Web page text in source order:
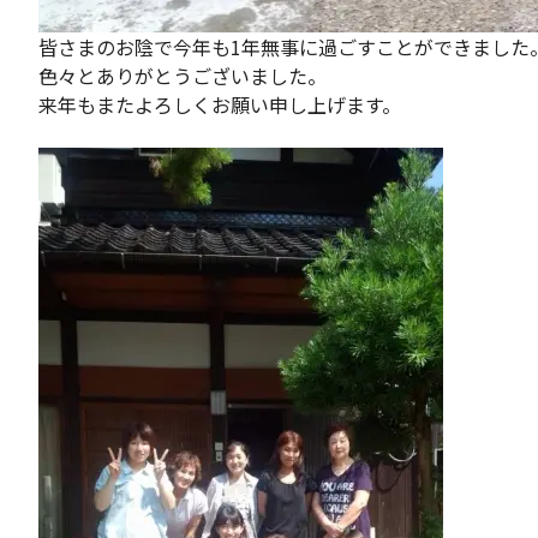
皆さまのお陰で今年も1年無事に過ごすことができました
色々とありがとうございました。
来年もまたよろしくお願い申し上げます。